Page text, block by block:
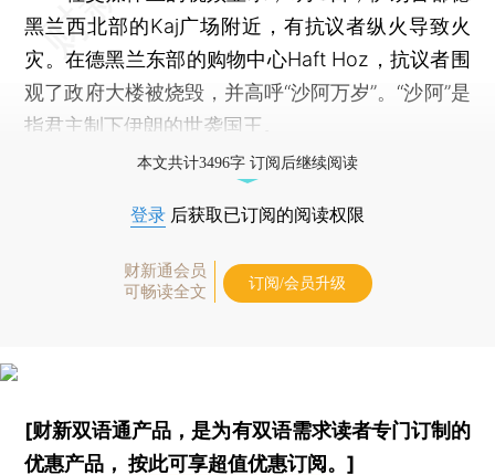
黑兰西北部的Kaj广场附近，有抗议者纵火导致火
灾。在德黑兰东部的购物中心Haft Hoz，抗议者围
观了政府大楼被烧毁，并高呼“沙阿万岁”。“沙阿”是
指君主制下伊朗的世袭国王。
本文共计3496字 订阅后继续阅读
登录 后获取已订阅的阅读权限
财新通会员
可畅读全文
订阅/会员升级
[财新双语通产品，是为有双语需求读者专门订制的
优惠产品，按此可享超值优惠订阅。]